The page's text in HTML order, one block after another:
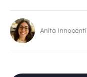
Anita Innocenti